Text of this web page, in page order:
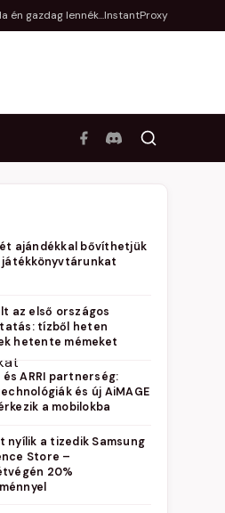
én gazdag lennék...InstantProxy
ajándékkal bővíthetjük
játékkönyvtárunkat
az első országos
tízből heten
hetente mémeket
és ARRI partnerség:
és új AiMAGE
a mobilokba
nyílik a tizedik Samsung
Store –
20%